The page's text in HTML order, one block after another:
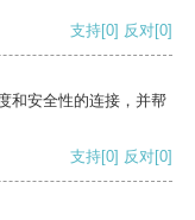
支持[0] 反对[0]
和安全性的连接，并帮
支持[0] 反对[0]